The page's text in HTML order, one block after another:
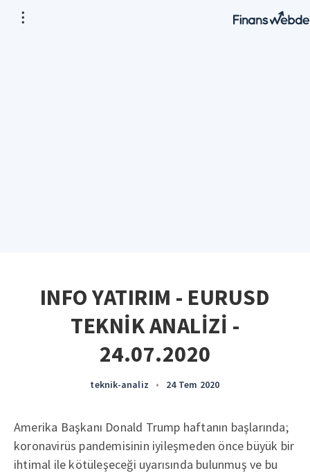
INFO YATIRIM - EURUSD
TEKNİK ANALİZİ -
24.07.2020
teknik-analiz • 24 Tem 2020
Amerika Başkanı Donald Trump haftanın başlarında;
koronavirüs pandemisinin iyileşmeden önce büyük bir
ihtimal ile kötüleşeceği uyarısında bulunmuş ve bu